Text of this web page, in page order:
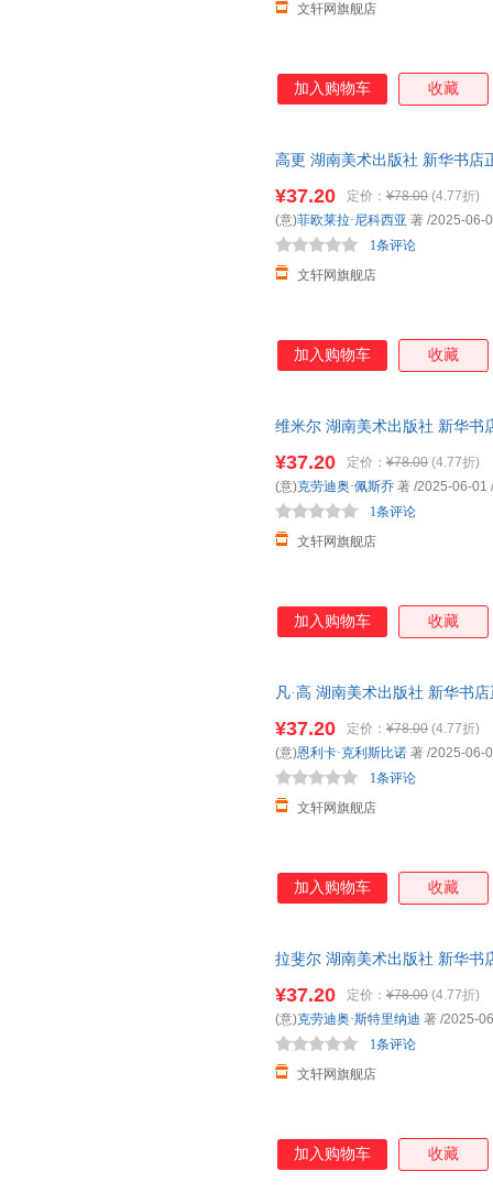
文轩网旗舰店
加入购物车 收藏
高更 湖南美术出版社 新华书店
¥37.20 定价： ¥78.00 (4.77折)
文轩网旗舰店
1条评论
(意)菲欧莱拉·尼科西亚 著 /2025-06-
加入购物车 收藏
维米尔 湖南美术出版社 新华书
¥37.20 定价： ¥78.00 (4.77折)
文轩网旗舰店
1条评论
(意)克劳迪奥·佩斯乔 著 /2025-06-01 /
加入购物车 收藏
凡·高 湖南美术出版社 新华书
¥37.20 定价： ¥78.00 (4.77折)
文轩网旗舰店
1条评论
(意)恩利卡·克利斯比诺 著 /2025-06-
加入购物车 收藏
拉斐尔 湖南美术出版社 新华书
¥37.20 定价： ¥78.00 (4.77折)
文轩网旗舰店
1条评论
(意)克劳迪奥·斯特里纳迪 著 /2025-
加入购物车 收藏